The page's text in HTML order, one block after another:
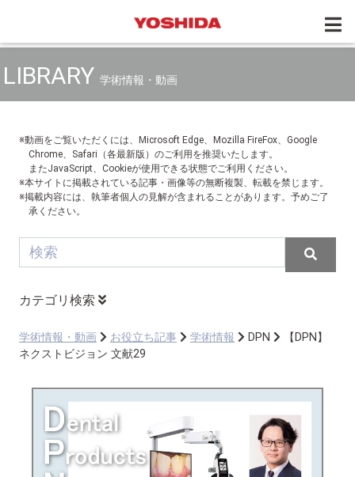
LIBRARY 学術情報・動画
※動画をご覧いただくには、Microsoft Edge、Mozilla FireFox、Google
Chrome、Safari（各最新版）のご利用を推奨いたします。
またJavaScript、Cookieが使用できる状態でご利用ください。
※本サイトに掲載されている記事・画像等の無断複製、転載を禁じます。
※掲載内容には、執筆者個人の見解が含まれることがあります。予めご了
承ください。
カテゴリ検索
学術情報・動画 お役立ち記事 学術情報 DPN
【DPN】
ネクストビジョン 文献29